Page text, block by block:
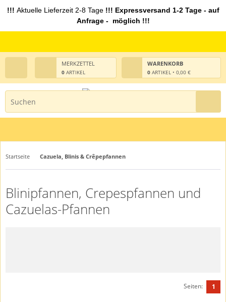
!!! Aktuelle Lieferzeit 2-8 Tage !!! Expressversand 1-2 Tage - auf
Anfrage - möglich !!!
WARENKORB
0 ARTIKEL • 0,00 €
MERKZETTEL
0 ARTIKEL
Startseite Cazuela, Blinis & Crêpepfannen
Blinipfannen, Crepespfannen und
Cazuelas-Pfannen
Seiten: 1